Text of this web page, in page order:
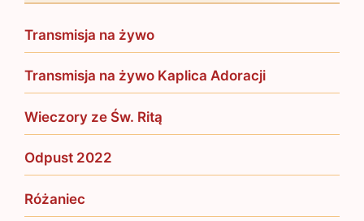
Transmisja na żywo
Transmisja na żywo Kaplica Adoracji
Wieczory ze Św. Ritą
Odpust 2022
Różaniec